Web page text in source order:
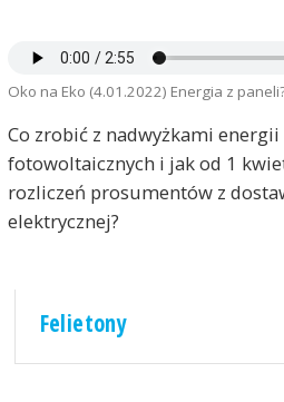
Oko na Eko (4.01.2022) Energia z
Co zrobić z nadwyżkami energii
fotowoltaicznych i jak od 1
rozliczeń prosumentów z
elektrycznej?
Felietony